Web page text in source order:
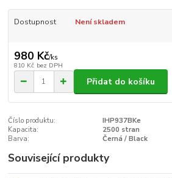
Dostupnost Není skladem
980 Kč/ks
810 Kč bez DPH
Přidat do košíku
Číslo produktu:
IHP937BKe
Kapacita:
2500 stran
Barva:
Černá / Black
Související produkty